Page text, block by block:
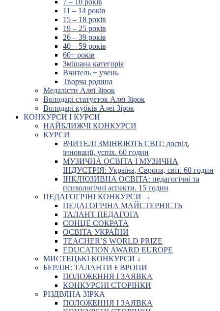
7 – 10 років
11 – 14 років
15 – 18 років
19 – 25 років
26 – 39 років
40 – 59 років
60+ років
Змішана категорія
Вчитель + учень
Творча родина
Медалісти Алеї Зірок
Володарі статуеток Алеї Зірок
Володарі кубків Алеї Зірок
КОНКУРСИ І КУРСИ
НАЙБЛИЖЧІ КОНКУРСИ
КУРСИ
ВЧИТЕЛІ ЗМІНЮЮТЬ СВІТ: досвід,
інновації, успіх. 60 годин
МУЗИЧНА ОСВІТА І МУЗИЧНА
ІНДУСТРІЯ: Україна, Європа, світ. 60 годин
ІНКЛЮЗИВНА ОСВІТА: педагогічні та
психологічні аспекти. 15 годин
ПЕДАГОГІЧНІ КОНКУРСИ →
ПЕДАГОГІЧНА МАЙСТЕРНІСТЬ
ТАЛАНТ ПЕДАГОГА
СОНЦЕ СОКРАТА
ОСВІТА УКРАЇНИ
TEACHER’S WORLD PRIZE
EDUCATION AWARD EUROPE
МИСТЕЦЬКІ КОНКУРСИ ↓
БЕРЛІН: ТАЛАНТИ ЄВРОПИ
ПОЛОЖЕННЯ І ЗАЯВКА
КОНКУРСНІ СТОРІНКИ
РІЗДВЯНА ЗІРКА
ПОЛОЖЕННЯ І ЗАЯВКА